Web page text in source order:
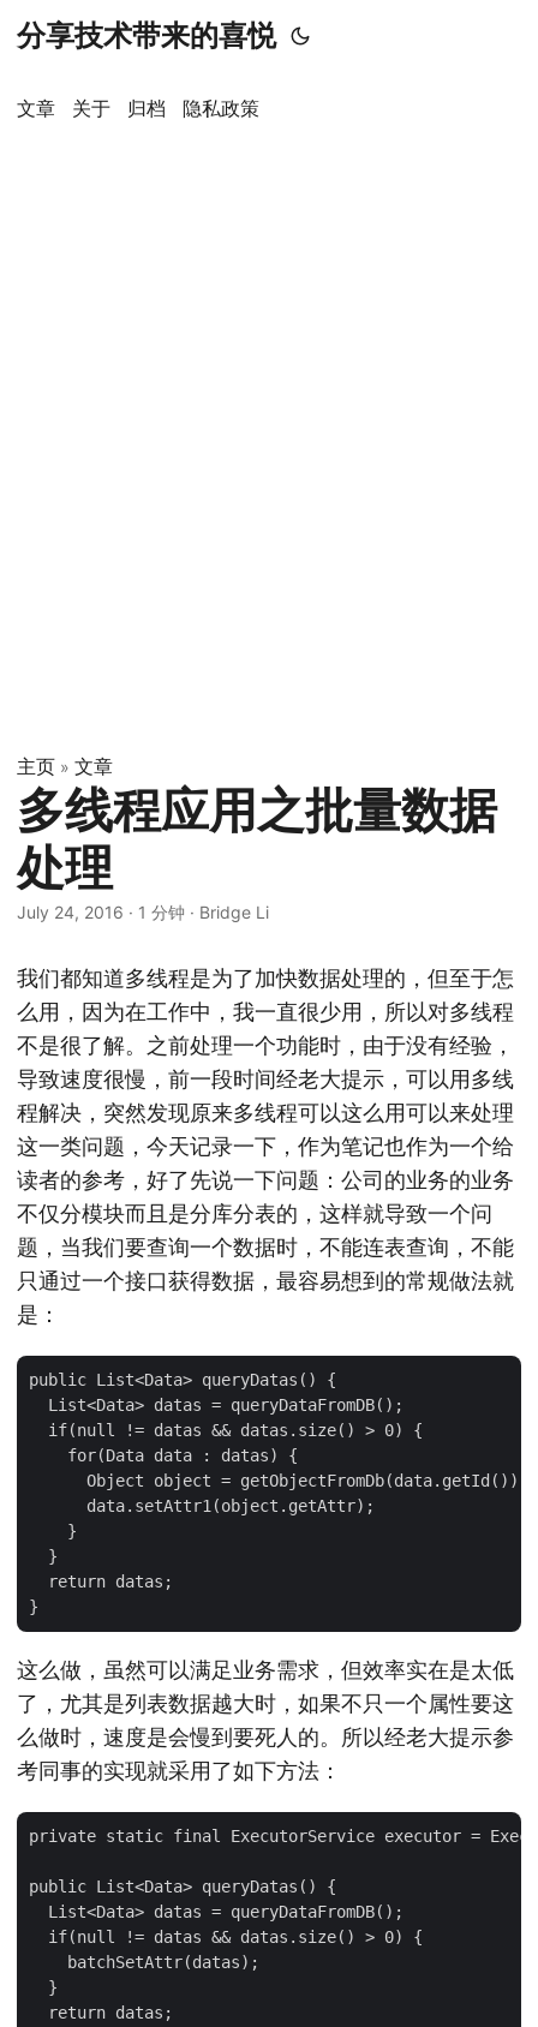
分享技术带来的喜悦
文章 关于 归档 隐私政策
主页 » 文章
多线程应用之批量数据
处理
July 24, 2016 · 1 分钟 · Bridge Li
我们都知道多线程是为了加快数据处理的，但至于怎
么用，因为在工作中，我一直很少用，所以对多线程
不是很了解。之前处理一个功能时，由于没有经验，
导致速度很慢，前一段时间经老大提示，可以用多线
程解决，突然发现原来多线程可以这么用可以来处理
这一类问题，今天记录一下，作为笔记也作为一个给
读者的参考，好了先说一下问题：公司的业务的业务
不仅分模块而且是分库分表的，这样就导致一个问
题，当我们要查询一个数据时，不能连表查询，不能
只通过一个接口获得数据，最容易想到的常规做法就
是：
public List<Data> queryDatas() {
  List<Data> datas = queryDataFromDB();
  if(null != datas && datas.size() > 0) {
    for(Data data : datas) {
      Object object = getObjectFromDb(data.getId());
      data.setAttr1(object.getAttr);
    }
  }
  return datas;
这么做，虽然可以满足业务需求，但效率实在是太低
了，尤其是列表数据越大时，如果不只一个属性要这
么做时，速度是会慢到要死人的。所以经老大提示参
考同事的实现就采用了如下方法：
private static final ExecutorService executor =
public List<Data> queryDatas() {
  List<Data> datas = queryDataFromDB();
  if(null != datas && datas.size() > 0) {
    batchSetAttr(datas);
  }
  return datas;